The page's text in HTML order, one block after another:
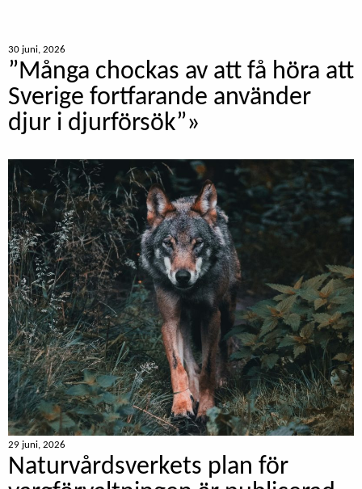
30 juni, 2026
”Många chockas av att få höra att
Sverige fortfarande använder
djur i djurförsök”»
29 juni, 2026
Naturvårdsverkets plan för